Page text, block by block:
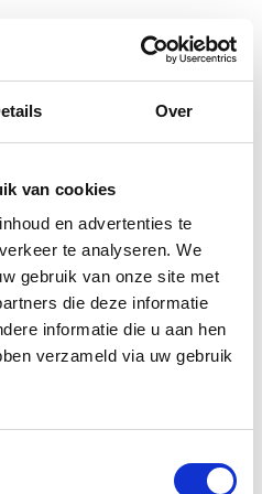
Over
van cookies
en advertenties te
te analyseren. We
gebruik van onze site met
die deze informatie
informatie die u aan hen
verzameld via uw gebruik
tot
digitale transformatie
Voor Dura Vermeer
analyse om
in kaart te
we een
waardoor de bouw
en